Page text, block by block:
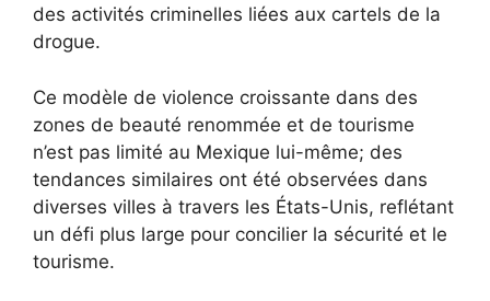
des activités criminelles liées aux cartels de la
drogue.
Ce modèle de violence croissante dans des
zones de beauté renommée et de tourisme
n’est pas limité au Mexique lui-même; des
tendances similaires ont été observées dans
diverses villes à travers les États-Unis, reflétant
un défi plus large pour concilier la sécurité et le
tourisme.